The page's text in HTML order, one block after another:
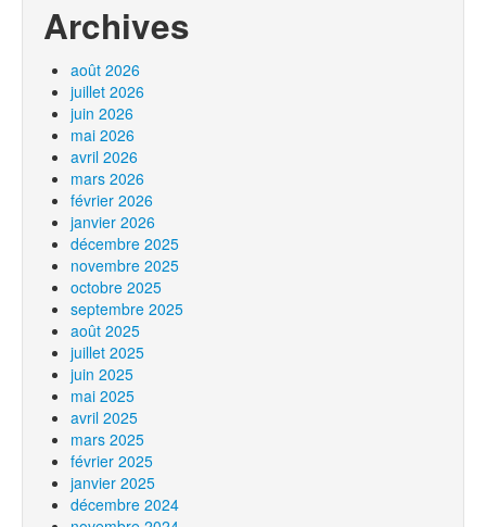
Archives
août 2026
juillet 2026
juin 2026
mai 2026
avril 2026
mars 2026
février 2026
janvier 2026
décembre 2025
novembre 2025
octobre 2025
septembre 2025
août 2025
juillet 2025
juin 2025
mai 2025
avril 2025
mars 2025
février 2025
janvier 2025
décembre 2024